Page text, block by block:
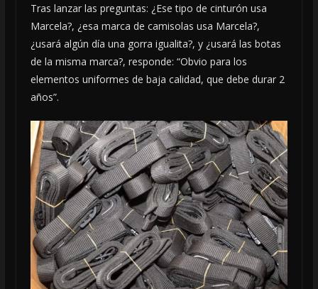
Tras lanzar las preguntas: ¿Ese tipo de cinturón usa
Marcela?, ¿esa marca de camisolas usa Marcela?,
¿usará algún día una gorra igualita?, y ¿usará las botas
de la misma marca?, responde: “Obvio para los
elementos uniformes de baja calidad, que debe durar 2
años”.